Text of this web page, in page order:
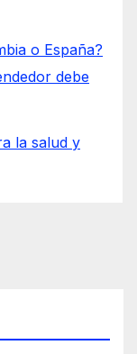
o España?
debe
la salud y